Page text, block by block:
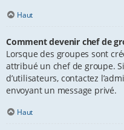
Haut
Comment devenir chef de
Lorsque des groupes sont
attribué un chef de groupe.
d’utilisateurs, contactez
envoyant un message privé.
Haut